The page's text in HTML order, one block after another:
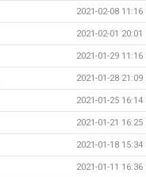
2021-02-08 11:16
2021-02-01 20:01
2021-01-29 11:16
2021-01-28 21:09
2021-01-25 16:14
2021-01-21 16:25
2021-01-18 15:34
2021-01-11 16:36